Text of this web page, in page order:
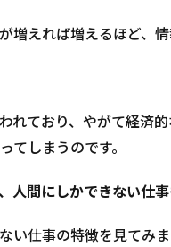
増えれば増えるほど、
れており、やがて経済
てしまうのです。
人間にしかできない仕事
い仕事の特徴を見てみま